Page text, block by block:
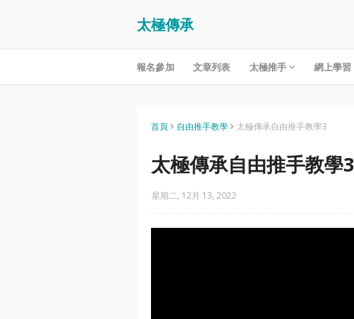
太極傳承
報名參加 文章列表 太極推手 網上學習
首頁 自由推手教學 太極傳承自由推手教學3
太極傳承自由推手教學3
星期二, 12月 13, 2022